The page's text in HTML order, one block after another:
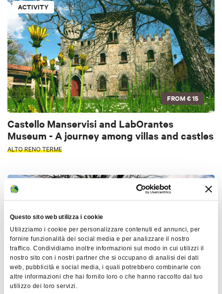
Questo sito web utilizza i cookie
Utilizziamo i cookie per personalizzare contenuti ed annunci, per
fornire funzionalità dei social media e per analizzare il nostro
traffico. Condividiamo inoltre informazioni sul modo in cui utilizzi il
nostro sito con i nostri partner che si occupano di analisi dei dati
web, pubblicità e social media, i quali potrebbero combinarle con
altre informazioni che hai fornito loro o che hanno raccolto dal tuo
utilizzo dei loro servizi.
ACTIVITY
FROM€ 15
Castello Manservisi and LabOrantes
Museum - A journey among villas and castles
ALTO RENO TERME
ACTIVITY
FROM€ 15